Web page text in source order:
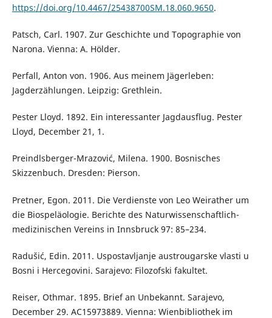
https://doi.org/10.4467/25438700SM.18.060.9650.
Patsch, Carl. 1907. Zur Geschichte und Topographie von
Narona. Vienna: A. Hölder.
Perfall, Anton von. 1906. Aus meinem Jägerleben:
Jagderzählungen. Leipzig: Grethlein.
Pester Lloyd. 1892. Ein interessanter Jagdausflug. Pester
Lloyd, December 21, 1.
Preindlsberger-Mrazović, Milena. 1900. Bosnisches
Skizzenbuch. Dresden: Pierson.
Pretner, Egon. 2011. Die Verdienste von Leo Weirather um
die Biospeläologie. Berichte des Naturwissenschaftlich-
medizinischen Vereins in Innsbruck 97: 85–234.
Radušić, Edin. 2011. Uspostavljanje austrougarske vlasti u
Bosni i Hercegovini. Sarajevo: Filozofski fakultet.
Reiser, Othmar. 1895. Brief an Unbekannt. Sarajevo,
December 29. AC15973889. Vienna: Wienbibliothek im